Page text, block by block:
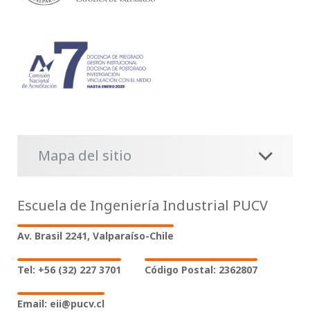
Mapa del sitio
Escuela de Ingeniería Industrial PUCV
Av. Brasil 2241, Valparaíso-Chile
Tel: +56 (32) 227 3701 Código Postal: 2362807
Email: eii@pucv.cl